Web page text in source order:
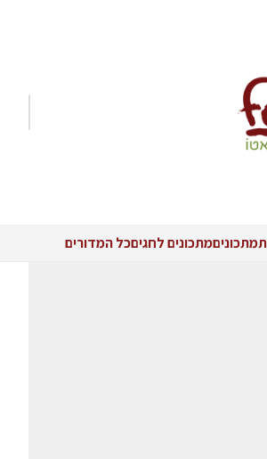
מתכוניםמתכונים לחגיםכל המדורים